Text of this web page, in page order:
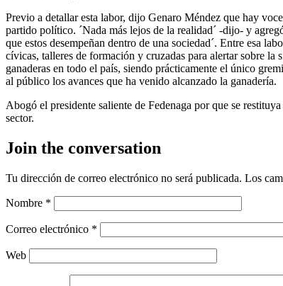
Previo a detallar esta labor, dijo Genaro Méndez que hay
partido político. ´Nada más lejos de la realidad´ -dijo- y
que estos desempeñan dentro de una sociedad´. Entre esa
cívicas, talleres de formación y cruzadas para alertar sobre
ganaderas en todo el país, siendo prácticamente el único
al público los avances que ha venido alcanzado la ganadería.
Abogó el presidente saliente de Fedenaga por que se
sector.
Join the conversation
Tu dirección de correo electrónico no será publicada. Los
Nombre *
Correo electrónico *
Web